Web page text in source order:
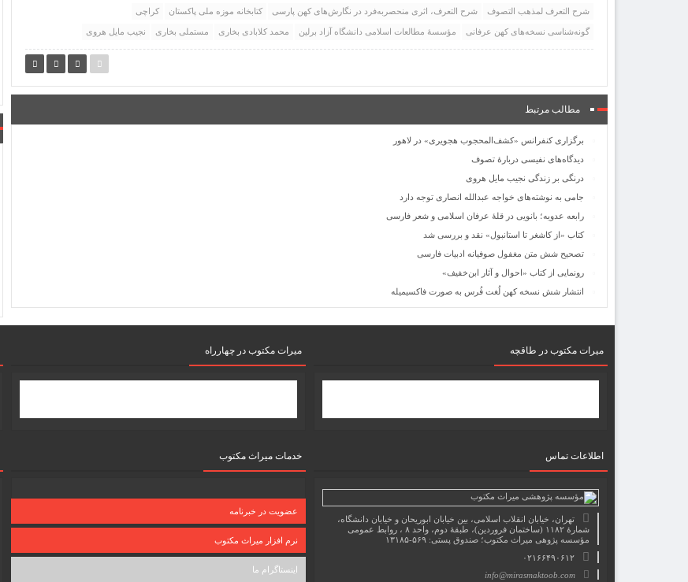
شرح التعرف لمذهب التصوف شرح التعرف‌‍، اثری منحصربه‌فرد در نگارش‌های کهن پارسی کتابخانه موزه ملی پاکستان کراچی
گونه‌شناسی نسخه‌های کهن عرفانی مؤسسۀ مطالعات اسلامی دانشگاه آزاد برلین محمد کلابادی بخاری مستملی بخاری نجیب مایل هروی
مطالب مرتبط
برگزاری کنفرانس «کشف‌المحجوب هجویری» در لاهور
دیدگاه‌های نفیسی دربارۀ تصوف
درنگی بر زندگی نجیب مایل هروی
جامی به نوشته‌های خواجه عبدالله انصاری توجه دارد
رابعه عدویه؛ بانویی در قلۀ عرفان اسلامی و شعر فارسی
کتاب «از کاشغر تا استانبول» نقد و بررسی شد
تصحیح شش متن مغفول صوفیانه ادبیات فارسی
رونمایی از کتاب «احوال و آثار ابن‌خفیف»
انتشار شش نسخه کهن لُغت فُرس به صورت فاکسیمیله
میرات مکتوب در طاقچه
اطلاعات تماس
تهران، خیابان انقلاب اسلامی، بین خیابان ابوریحان و خیابان دانشگاه،
شمارۀ ۱۱۸۲ (ساختمان فروردین)، طبقۀ دوم، واحد ۸ ، روابط عمومی
مؤسسه پژوهی میراث مکتوب؛ صندوق پستی: ۵۶۹-۱۳۱۸۵
۰۲۱۶۶۴۹۰۶۱۲
info@mirasmaktoob.com
میرات مکتوب در چهارراه
خدمات میراث مکتوب
عضویت در خبرنامه
نرم افزار میراث مکتوب
اینستاگرام ما